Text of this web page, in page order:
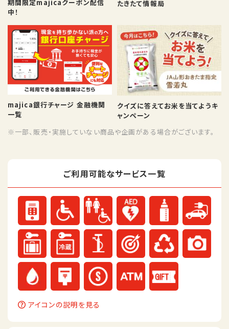
期間限定majicaクーポン配信
中！
たきたて情報局
majica銀行チャージ 金融機関
一覧
クイズに答えてお米を当てようキ
ャンペーン
※一部、販売・実施していない商品や企画がある場合がございます。
ご利用可能なサービス一覧
アイコンの説明を見る